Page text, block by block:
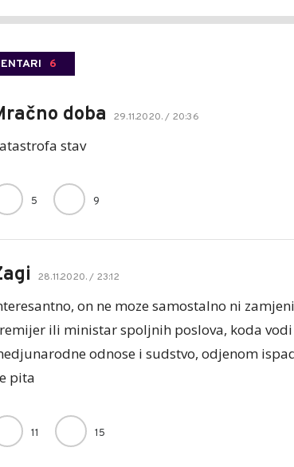
6
doba 29.11.2020. / 20:36
stav
5 9
28.11.2020. / 23:12
on ne moze samostalno ni
ili ministar spoljnih poslova, koda
odnose i sudstvo, odjenom
pita
11 15